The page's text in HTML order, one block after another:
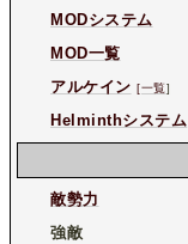
MODシステム
MOD一覧
アルケイン [一覧]
Helminthシステム
敵勢力
強敵